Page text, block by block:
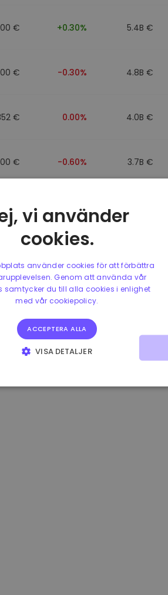
€ +0.30% 5.4B €
€ -0.30% 4.8B €
€ 0.00% 4.0B €
€ -0.60% 3.7B €
€ 0.00%
€ +4.90% 3.3B €
vi använder
cookies.
använder cookies för att förbättra
Genom att använda vår
samtycker du till alla cookies i enlighet
med vår cookiepolicy.
ACCEPTERA ALLA
VISA DETALJER